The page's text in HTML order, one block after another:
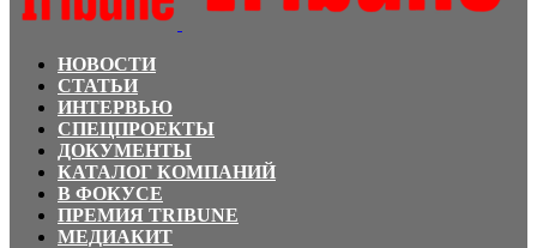
НОВОСТИ
СТАТЬИ
ИНТЕРВЬЮ
СПЕЦПРОЕКТЫ
ДОКУМЕНТЫ
КАТАЛОГ КОМПАНИЙ
В ФОКУСЕ
ПРЕМИЯ TRIBUNE
МЕДИАКИТ